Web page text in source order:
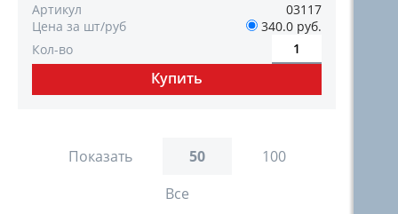
Артикул
03117
Цена за шт/руб
340.0 руб.
Кол-во
Показать 50
100
Все